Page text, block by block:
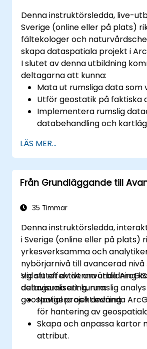
Denna instruktörsledda, live-
Sverige (online eller på plats)
fältekologer och
skapa dataspatiala projekt i
I slutet av denna utbildning
deltagarna att kunna:
Mata ut rumsliga data som
Utför geostatik på faktiska
Implementera rumslig
databehandling och
Analysera spatiala data för
ArcGIS.
LÄS MER...
Från Grundläggande till
35 Timmar
Denna instruktörsledda,
i Sverige (online eller på plats)
yrkesverksamma och
nybörjarnivå till avancerad nivå
sig att effektivt använda
datavisualisering, rumslig
geospatial projektledning.
Vid slutet av denna utbildning
deltagarna att kunna:
Navigera och använda
för hantering av
Skapa och anpassa kartor
attribut.